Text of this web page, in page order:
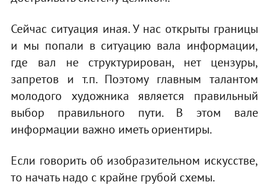
Сейчас ситуация иная. У нас открыты границы
и мы попали в ситуацию вала информации,
где вал не структурирован, нет цензуры,
запретов и т.п. Поэтому главным талантом
молодого художника является правильный
выбор правильного пути. В этом вале
информации важно иметь ориентиры.
Если говорить об изобразительном искусстве,
то начать надо с крайне грубой схемы.